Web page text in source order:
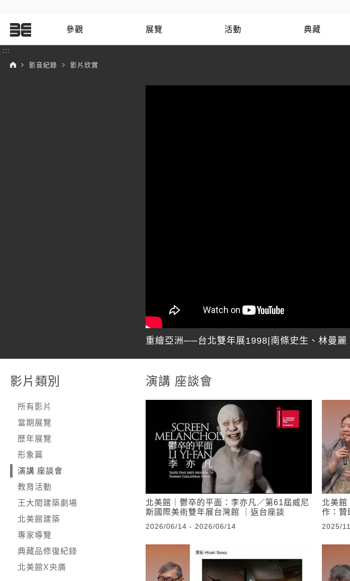
參觀 展覽 活動 典藏
:::
影音紀錄 影片欣賞
重繪亞洲──台北雙年展1998|南條史生、林曼麗
影片類別
所有影片
當期展覽
歷年展覽
形象篇
演講 座談會
教育活動
王大閎建築劇場
北美館建築
專家導覽
典藏品修復紀錄
北美館X央廣
演講 座談會
北美館｜鬱卒的平面：李亦凡／第61屆威尼
斯國際美術雙年展台灣館 ｜返台座談
2026/06/14 - 2026/06/14
北美
作：贊
2025/